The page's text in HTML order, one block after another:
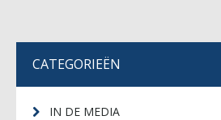
CATEGORIEËN
IN DE MEDIA